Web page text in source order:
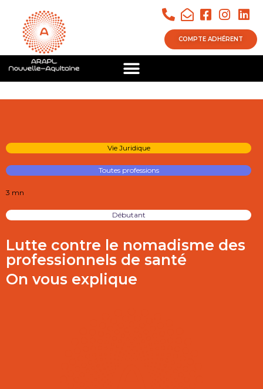
COMPTE ADHÉRENT
Vie Juridique
Toutes professions
3 mn
Débutant
Lutte contre le nomadisme des
professionnels de santé
On vous explique